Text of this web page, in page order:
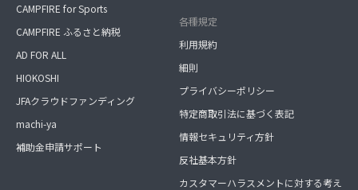
CAMPFIRE for Sports
CAMPFIRE ふるさと納税
AD FOR ALL
HIOKOSHI
JFAクラウドファンディング
machi-ya
補助金申請サポート
各種規定
利用規約
細則
プライバシーポリシー
特定商取引法に基づく表記
情報セキュリティ方針
反社基本方針
カスタマーハラスメントに対する考え